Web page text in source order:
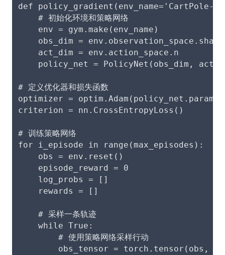
def policy_gradient(env_name='CartPole-
    # 初始化环境和策略网络
    env = gym.make(env_name)
obs_dim =
    act_dim = env.action_space.n
policy_net = PolicyNet(obs_dim,
# 定义优化器和损失函数
optimizer =
criterion = nn.CrossEntropyLoss()
# 训练策略网络
for i_episode in range(max_episodes):
    obs = env.reset()
    episode_reward = 0
    log_probs = []
    rewards = []
    # 采样一条轨迹
    while True:
        # 使用策略网络采样行动
obs_tensor = torch.tensor(obs,